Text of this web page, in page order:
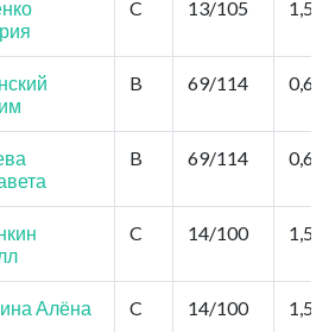
C 13/105 1,5
B 69/114 0,6
B 69/114 0,6
C 14/100 1,5
Алёна C 14/100 1,5